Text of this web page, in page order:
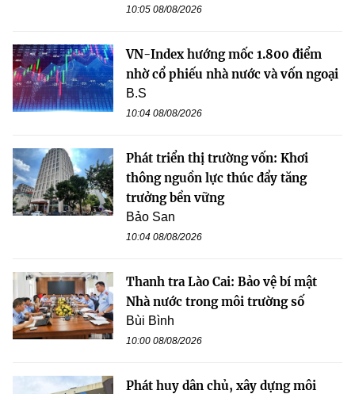
10:05 08/08/2026
VN-Index hướng mốc 1.800 điểm
nhờ cổ phiếu nhà nước và vốn ngoại
B.S
10:04 08/08/2026
Phát triển thị trường vốn: Khơi
thông nguồn lực thúc đẩy tăng
trưởng bền vững
Bảo San
10:04 08/08/2026
Thanh tra Lào Cai: Bảo vệ bí mật
Nhà nước trong môi trường số
Bùi Bình
10:00 08/08/2026
Phát huy dân chủ, xây dựng môi